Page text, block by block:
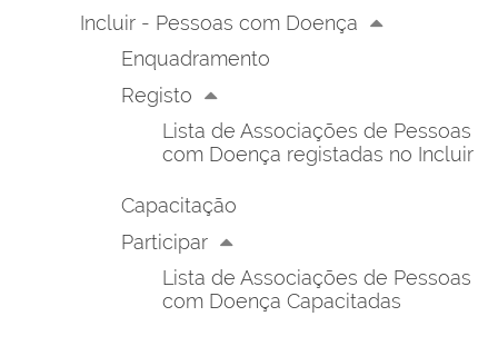
Incluir - Pessoas com Doença
Enquadramento
Registo
Lista de Associações de Pessoas
com Doença registadas no Incluir
Capacitação
Participar
Lista de Associações de Pessoas
com Doença Capacitadas